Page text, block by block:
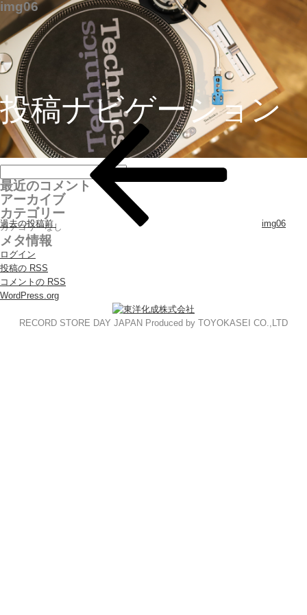
img06
投稿ナビゲーション
過去の投稿前 img06
最近のコメント
アーカイブ
カテゴリー
カテゴリーなし
メタ情報
ログイン
投稿の RSS
コメントの RSS
WordPress.org
RECORD STORE DAY JAPAN Produced by TOYOKASEI CO.,LTD